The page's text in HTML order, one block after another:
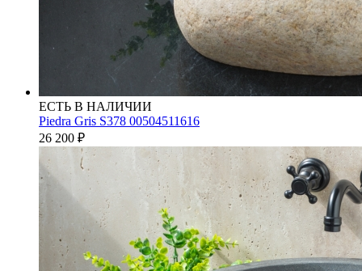
ЕСТЬ В НАЛИЧИИ
Piedra Gris S378 00504511616
26 200 ₽